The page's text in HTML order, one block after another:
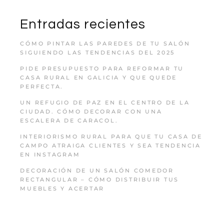
Entradas recientes
CÓMO PINTAR LAS PAREDES DE TU SALÓN
SIGUIENDO LAS TENDENCIAS DEL 2025
PIDE PRESUPUESTO PARA REFORMAR TU
CASA RURAL EN GALICIA Y QUE QUEDE
PERFECTA.
UN REFUGIO DE PAZ EN EL CENTRO DE LA
CIUDAD. CÓMO DECORAR CON UNA
ESCALERA DE CARACOL.
INTERIORISMO RURAL PARA QUE TU CASA DE
CAMPO ATRAIGA CLIENTES Y SEA TENDENCIA
EN INSTAGRAM
DECORACIÓN DE UN SALÓN COMEDOR
RECTANGULAR – CÓMO DISTRIBUIR TUS
MUEBLES Y ACERTAR